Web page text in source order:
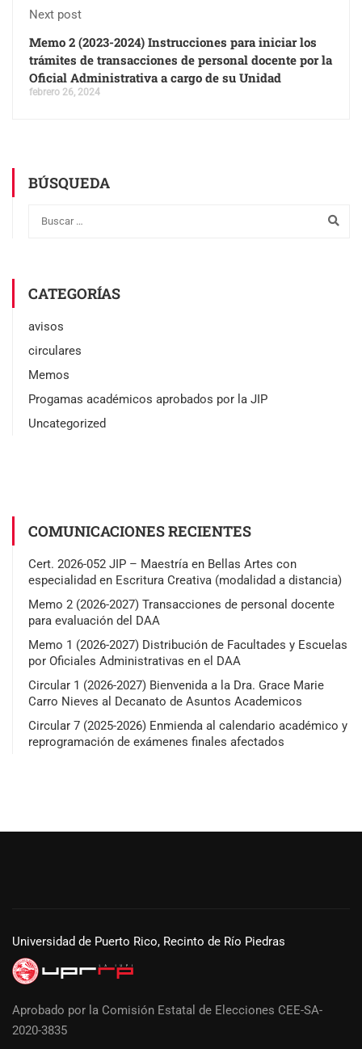
Next post
Memo 2 (2023-2024) Instrucciones para iniciar los
trámites de transacciones de personal docente por la
Oficial Administrativa a cargo de su Unidad
febrero 26, 2024
BÚSQUEDA
CATEGORÍAS
avisos
circulares
Memos
Progamas académicos aprobados por la JIP
Uncategorized
COMUNICACIONES RECIENTES
Cert. 2026-052 JIP – Maestría en Bellas Artes con
especialidad en Escritura Creativa (modalidad a distancia)
Memo 2 (2026-2027) Transacciones de personal docente
para evaluación del DAA
Memo 1 (2026-2027) Distribución de Facultades y Escuelas
por Oficiales Administrativas en el DAA
Circular 1 (2026-2027) Bienvenida a la Dra. Grace Marie
Carro Nieves al Decanato de Asuntos Academicos
Circular 7 (2025-2026) Enmienda al calendario académico y
reprogramación de exámenes finales afectados
Universidad de Puerto Rico, Recinto de Río Piedras
Aprobado por la Comisión Estatal de Elecciones CEE-SA-
2020-3835